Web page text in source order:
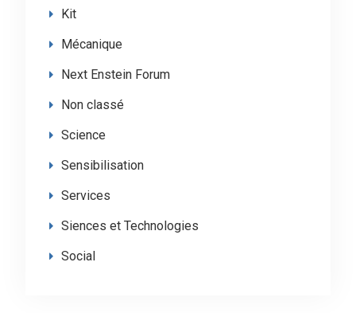
Kit
Mécanique
Next Enstein Forum
Non classé
Science
Sensibilisation
Services
Siences et Technologies
Social